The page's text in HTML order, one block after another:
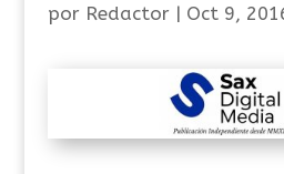
por Redactor| Oct 9,